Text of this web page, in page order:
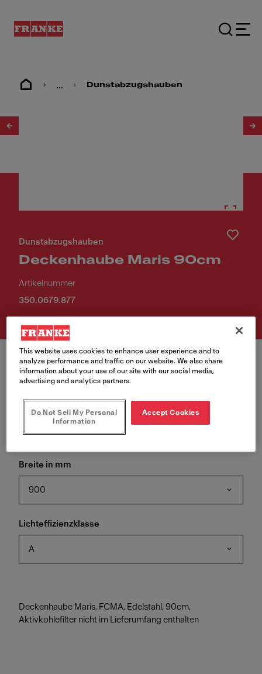
... Dunstabzugshauben
Dunstabzugshauben
Deckenhaube Maris 90cm
Artikelnummer
350.0679.877
Breite in mm
900
Lichteffizienzklasse
A
Deckenhaube Maris, FCMA, Edelstahl, 90cm,
Aktivkohlefilter nicht im Lieferumfang enthalten
This website uses cookies to enhance user experience and to
analyze performance and traffic on our website. We also share
information about your use of our site with our social media,
advertising and analytics partners.
Do Not Sell My Personal
Information
Accept Cookies